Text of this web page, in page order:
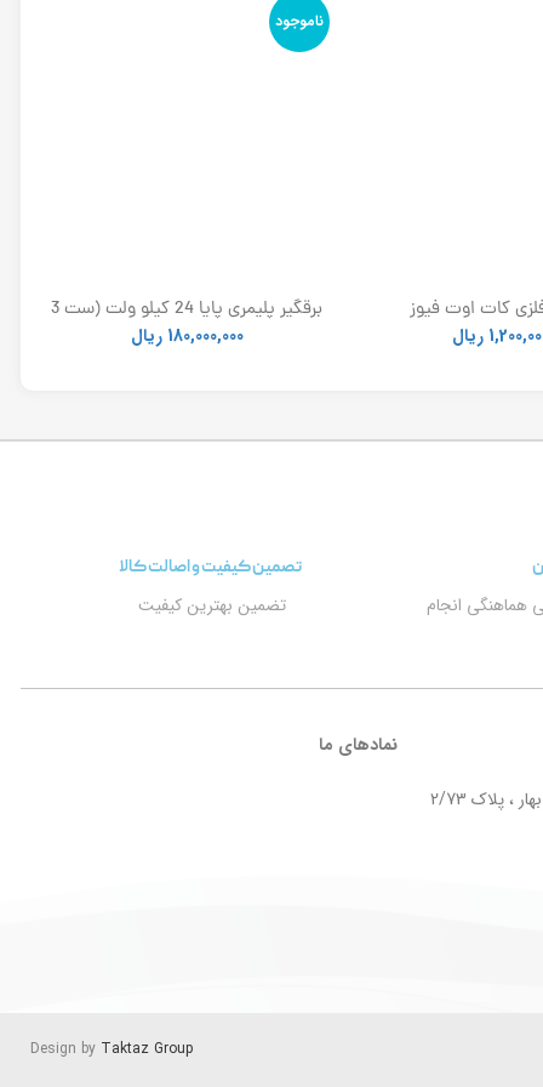
کات اوت فیوز
ریال
ناموجود
برقگیر پلیمری پایا 24 کیلو ولت (ست 3
عددی)
180,000,000 ریال
هماهنگی انجام
تصمین کیفیت و اصالت کالا
تضمین بهترین کیفیت
، پلاک 2/73
نمادهای ما
Design by Taktaz Group